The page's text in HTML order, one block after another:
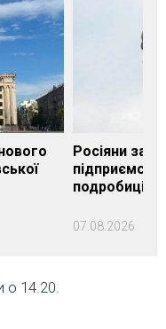
Росіяни
подробиці
07.08.2026
о 14.20.